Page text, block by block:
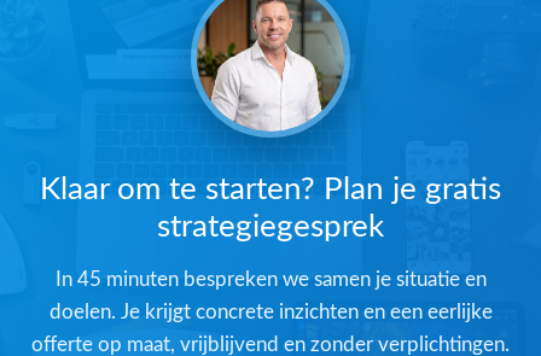
Klaar om te starten? Plan je gratis
strategiegesprek
In 45 minuten bespreken we samen je situatie en
doelen. Je krijgt concrete inzichten en een eerlijke
offerte op maat, vrijblijvend en zonder verplichtingen.